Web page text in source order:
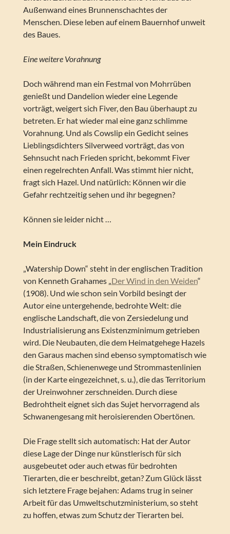
Außenwand eines Brunnenschachtes der
Menschen. Diese leben auf einem Bauernhof unweit
des Baues.
Eine weitere Vorahnung
Doch während man ein Festmal von Mohrrüben
genießt und Dandelion wieder eine Legende
vorträgt, weigert sich Fiver, den Bau überhaupt zu
betreten. Er hat wieder mal eine ganz schlimme
Vorahnung. Und als Cowslip ein Gedicht seines
Lieblingsdichters Silverweed vorträgt, das von
Sehnsucht nach Frieden spricht, bekommt Fiver
einen regelrechten Anfall. Was stimmt hier nicht,
fragt sich Hazel. Und natürlich: Können wir die
Gefahr rechtzeitig sehen und ihr begegnen?
Können sie leider nicht …
Mein Eindruck
„Watership Down“ steht in der englischen Tradition
von Kenneth Grahames „Der Wind in den Weiden“
(1908). Und wie schon sein Vorbild besingt der
Autor eine untergehende, bedrohte Welt: die
englische Landschaft, die von Zersiedelung und
Industrialisierung ans Existenzminimum getrieben
wird. Die Neubauten, die dem Heimatgehege Hazels
den Garaus machen sind ebenso symptomatisch wie
die Straßen, Schienenwege und Strommastenlinien
(in der Karte eingezeichnet, s. u.), die das Territorium
der Ureinwohner zerschneiden. Durch diese
Bedrohtheit eignet sich das Sujet hervorragend als
Schwanengesang mit heroisierenden Obertönen.
Die Frage stellt sich automatisch: Hat der Autor
diese Lage der Dinge nur künstlerisch für sich
ausgebeutet oder auch etwas für bedrohten
Tierarten, die er beschreibt, getan? Zum Glück lässt
sich letztere Frage bejahen: Adams trug in seiner
Arbeit für das Umweltschutzministerium, so steht
zu hoffen, etwas zum Schutz der Tierarten bei.